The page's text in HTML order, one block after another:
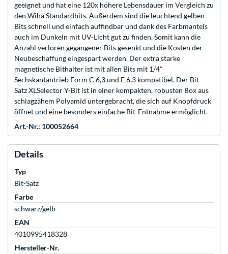
geeignet und hat eine 120x höhere Lebensdauer im Vergleich zu
den Wiha Standardbits. Außerdem sind die leuchtend gelben
Bits schnell und einfach auffindbar und dank des Farbmantels
auch im Dunkeln mit UV-Licht gut zu finden. Somit kann die
Anzahl verloren gegangener Bits gesenkt und die Kosten der
Neubeschaffung eingespart werden. Der extra starke
magnetische Bithalter ist mit allen Bits mit 1/4"
Sechskantantrieb Form C 6,3 und E 6,3 kompatibel. Der Bit-
Satz XLSelector Y-Bit ist in einer kompakten, robusten Box aus
schlagzähem Polyamid untergebracht, die sich auf Knopfdruck
öffnet und eine besonders einfache Bit-Entnahme ermöglicht.
Art.-Nr.: 100052664
Details
Typ
Bit-Satz
Farbe
schwarz/gelb
EAN
4010995418328
Hersteller-Nr.